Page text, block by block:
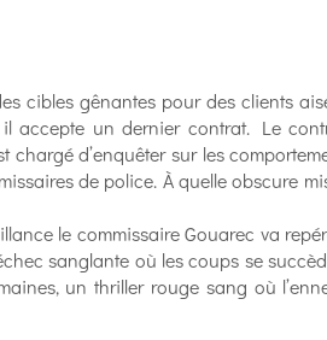
cibles gênantes pour des clients
accepte un dernier contrat. Le
chargé d’enquêter sur les
de police. À quelle obscure
le commissaire Gouarec va
sanglante où les coups se
un thriller rouge sang où